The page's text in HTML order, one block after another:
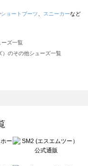
ショートブーツ スニーカーなど
ーズ一覧
）のその他シューズ一覧
の他シューズ一覧
ューズ一覧